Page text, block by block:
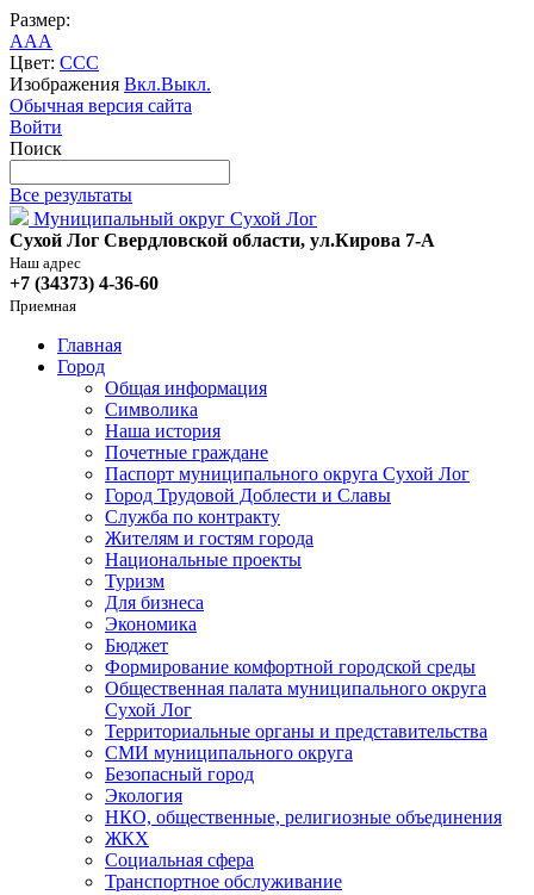
Размер:
AAA
Цвет: CCC
Изображения Вкл.Выкл.
Обычная версия сайта
Войти
Поиск
Все результаты
Муниципальный округ Сухой Лог
Сухой Лог Свердловской области, ул.Кирова 7-А
Наш адрес
+7 (34373) 4-36-60
Приемная
Главная
Город
Общая информация
Символика
Наша история
Почетные граждане
Паспорт муниципального округа Сухой Лог
Город Трудовой Доблести и Славы
Служба по контракту
Жителям и гостям города
Национальные проекты
Туризм
Для бизнеса
Экономика
Бюджет
Формирование комфортной городской среды
Общественная палата муниципального округа
Сухой Лог
Территориальные органы и представительства
СМИ муниципального округа
Безопасный город
Экология
НКО, общественные, религиозные объединения
ЖКХ
Социальная сфера
Транспортное обслуживание